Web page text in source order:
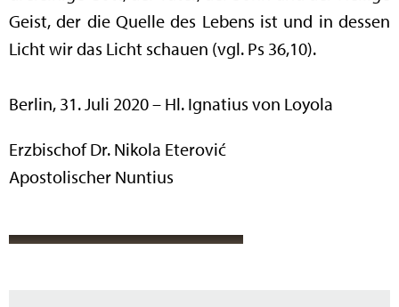
Geist, der die Quelle des Lebens ist und in dessen
Licht wir das Licht schauen (vgl. Ps 36,10).
Berlin, 31. Juli 2020 – Hl. Ignatius von Loyola
Erzbischof Dr. Nikola Eterović
Apostolischer Nuntius